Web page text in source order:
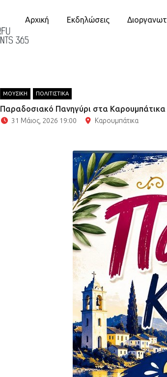
Αρχική Εκδηλώσεις
ΜΟΥΣΙΚΗ ΠΟΛΙΤΙΣΤΙΚΑ
Παραδοσιακό Πανηγύρι στα Καρουμπάτικα
31 Μάιος, 2026 19:00 Καρουμπάτικα